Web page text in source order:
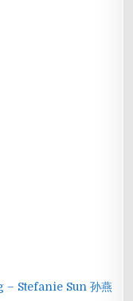
– Stefanie Sun 孙燕